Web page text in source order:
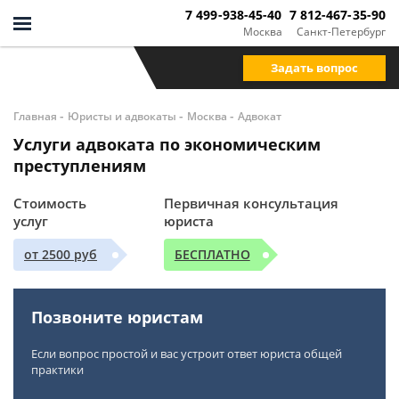
Москва
7 499-938-45-40
Санкт-Петербург
7 812-467-35-90
Задать вопрос
Главная - Юристы и адвокаты - Москва - Адвокат
Услуги адвоката по экономическим
преступлениям
Стоимость
услуг
от 2500 руб
Первичная консультация
юриста
БЕСПЛАТНО
Позвоните юристам
Если вопрос простой и вас устроит ответ юриста общей
практики